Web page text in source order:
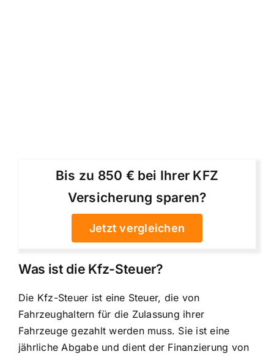
Bis zu 850 € bei Ihrer KFZ
Versicherung sparen?
Jetzt vergleichen
Was ist die Kfz-Steuer?
Die Kfz-Steuer ist eine Steuer, die von
Fahrzeughaltern für die Zulassung ihrer
Fahrzeuge gezahlt werden muss. Sie ist eine
jährliche Abgabe und dient der Finanzierung von